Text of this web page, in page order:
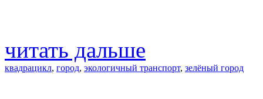
читать дальше
квадрацикл, город, экологичный транспорт, зелёный город